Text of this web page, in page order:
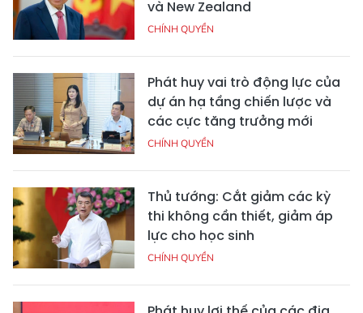
và New Zealand
CHÍNH QUYỀN
Phát huy vai trò động lực của
dự án hạ tầng chiến lược và
các cực tăng trưởng mới
CHÍNH QUYỀN
Thủ tướng: Cắt giảm các kỳ
thi không cần thiết, giảm áp
lực cho học sinh
CHÍNH QUYỀN